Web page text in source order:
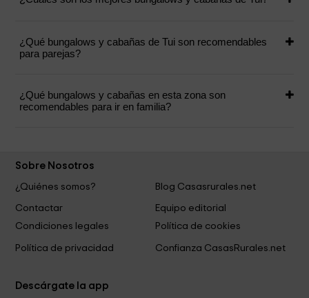
¿Qué bungalows y cabañas de Tui son recomendables
para parejas?
¿Qué bungalows y cabañas en esta zona son
recomendables para ir en familia?
Sobre Nosotros
¿Quiénes somos?
Blog Casasrurales.net
Contactar
Equipo editorial
Condiciones legales
Política de cookies
Política de privacidad Confianza CasasRurales.net
Descárgate la app